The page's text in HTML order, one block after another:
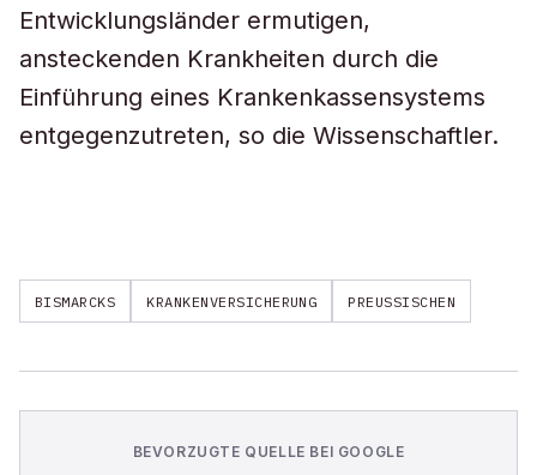
Entwicklungsländer ermutigen,
ansteckenden Krankheiten durch die
Einführung eines Krankenkassensystems
entgegenzutreten, so die Wissenschaftler.
BISMARCKS KRANKENVERSICHERUNG PREUSSISCHEN
BEVORZUGTE QUELLE BEI GOOGLE